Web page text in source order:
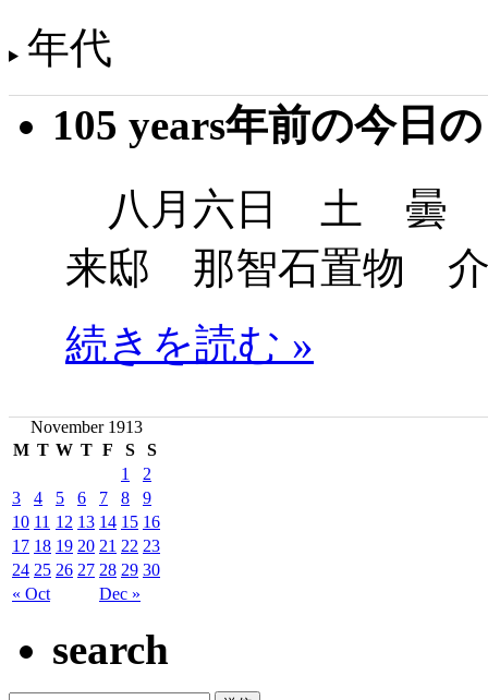
年代
105 years年前の今日
八月六日 土 曇
来邸 那智石置物
続きを読む »
November 1913
M T W T F S S
« Oct Dec »
1
2
3
4 5 6 7 8
9
10 11 12 13 14 15 16
17 18 19 20 21 22 23
24 25 26 27 28 29 30
search